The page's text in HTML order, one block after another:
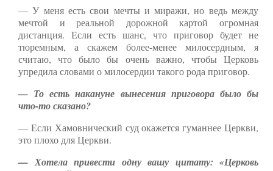
— У меня есть свои мечты и миражи, но ведь между
мечтой и реальной дорожной картой огромная
дистанция. Если есть шанс, что приговор будет не
тюремным, а скажем более-менее милосердным, я
считаю, что было бы очень важно, чтобы Церковь
упредила словами о милосердии такого рода приговор.
— То есть накануне вынесения приговора было бы
что-то сказано?
— Если Хамовнический суд окажется гуманнее Церкви,
это плохо для Церкви.
— Хотела привести одну вашу цитату: «Церковь